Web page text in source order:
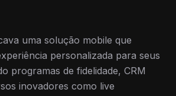
uma solução mobile que
personalizada para seus
programas de fidelidade, CRM
inovadores como live